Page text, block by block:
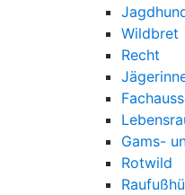
Wildbret
Recht
Gams-
Rotwild